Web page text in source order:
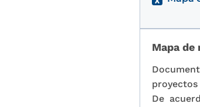
Mapa
proyectos
De